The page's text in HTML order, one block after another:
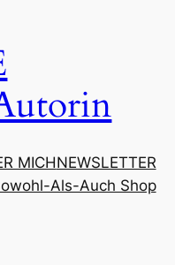
MICHNEWSLETTER
Als-Auch Shop